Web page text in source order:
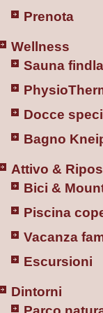
Prenota
Wellness
Sauna
Docce
Bagno
Attivo &
Bici &
Piscina
Vacanza
Escursioni
Dintorni